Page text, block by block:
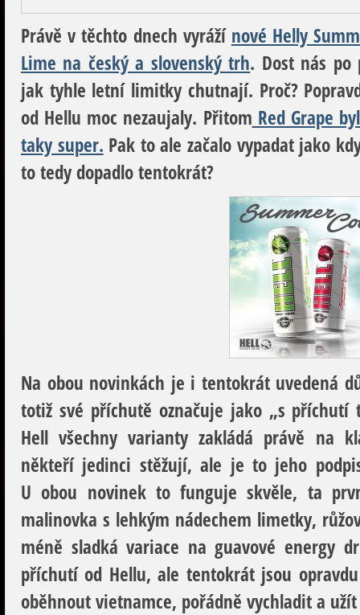
Právě v těchto dnech vyráží nové Helly
Lime na český a slovenský trh. Dost nás po
jak tyhle letní limitky chutnají. Proč?
od Hellu moc nezaujaly. Přitom Red Grape
taky super. Pak to ale začalo vypadat jako
to tedy dopadlo tentokrát?
Na obou novinkách je i tentokrát uvedená
totiž své příchutě označuje jako „s
Hell všechny varianty zakládá právě na
někteří jedinci stěžují, ale je to jeho
U obou novinek to funguje skvěle, ta
malinovka s lehkým nádechem limetky,
méně sladká variace na guavové energy
příchutí od Hellu, ale tentokrát jsou
oběhnout vietnamce, pořádně vychladit a